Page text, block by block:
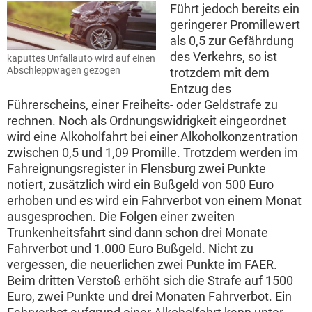
kaputtes Unfallauto wird auf einen
Abschleppwagen gezogen
Führt jedoch bereits ein
geringerer Promillewert
als 0,5 zur Gefährdung
des Verkehrs, so ist
trotzdem mit dem
Entzug des
Führerscheins, einer Freiheits- oder Geldstrafe zu
rechnen. Noch als Ordnungswidrigkeit eingeordnet
wird eine Alkoholfahrt bei einer Alkoholkonzentration
zwischen 0,5 und 1,09 Promille. Trotzdem werden im
Fahreignungsregister in Flensburg zwei Punkte
notiert, zusätzlich wird ein Bußgeld von 500 Euro
erhoben und es wird ein Fahrverbot von einem Monat
ausgesprochen. Die Folgen einer zweiten
Trunkenheitsfahrt sind dann schon drei Monate
Fahrverbot und 1.000 Euro Bußgeld. Nicht zu
vergessen, die neuerlichen zwei Punkte im FAER.
Beim dritten Verstoß erhöht sich die Strafe auf 1500
Euro, zwei Punkte und drei Monaten Fahrverbot. Ein